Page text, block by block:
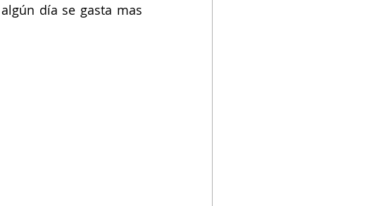
día se gasta mas